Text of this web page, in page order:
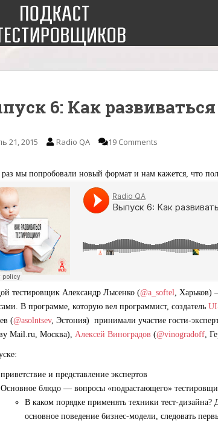
6: Как
21, 2015 Radio QA 19 Comments
раз мы попробовали новый формат и нам кажется, что
тестировщик Александр Лысенко (@a_softel, Харьков)
В программе, которую вел программист, создатель
(@asolntsev, Эстония) принимали участие гости-
Mail.ru, Москва), Алексей Виноградов (@vinogradoff,
приветствие и представление экспертов
Основное блюдо — вопросы «подрастающего»
В каком порядке применять техники тест-
основное поведение бизнес-модели, следовать